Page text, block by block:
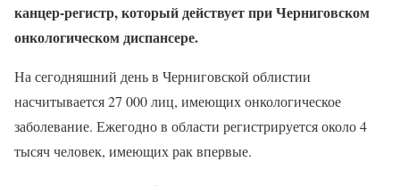
канцер-регистр, который действует при Черниговском
онкологическом диспансере.
На сегодняшний день в Черниговской облистии
насчитывается 27 000 лиц, имеющих онкологическое
заболевание. Ежегодно в области регистрируется около 4
тысяч человек, имеющих рак впервые.